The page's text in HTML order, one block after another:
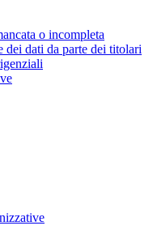
o incompleta
dei dati da parte dei titolari